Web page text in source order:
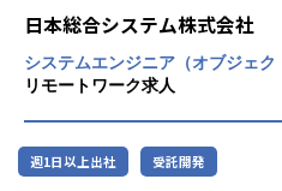
験できます。
産性10倍を目標に掲げています
定期開催、AIを活用したIssue駆
携したUIからのコード生成の検
能力を最大限に引き出すための体
2007年の創業以来、お客様のビ
めに、最適なITソリューションの
ましたが、いわゆる第二創業期
しての存在価値である「企業理念
ジョン」を新たに策定いたしまし
【ビジョン】日本でもっともエン
くする気持ちを持
大切です。そこで
システム、福利厚
が希望を描きなが
発揮できる組織で
る」というビジョ
日本総合システム株式会社
システムエンジニア（オブジェ
リモートワーク求人
週1日以上出社 受託開発